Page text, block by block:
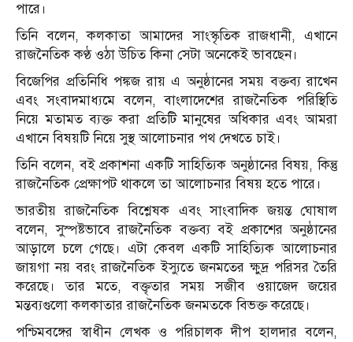
পারে।
তিনি বলেন, কলকাতা আমাদের সাংস্কৃতিক রাজধানী, এখানে
রাজনৈতিক কণ্ঠ ওঠা উচিত কিনা সেটা অনেকেই ভাবছেন।
বিজেপির প্রতিনিধি পঙ্কজ রায় এ অনুষ্ঠানের সময় বক্তব্য রাখেন
এবং সংবাদমাধ্যমে বলেন, বাংলাদেশের রাজনৈতিক পরিস্থিতি
নিয়ে মতামত ব্যক্ত করা প্রতিটি মানুষের অধিকার এবং আমরা
এখানে বিষয়টি নিয়ে সুস্থ আলোচনার পথ দেখতে চাই।
তিনি বলেন, বই প্রকাশনা একটি সাহিত্যিক অনুষ্ঠানের বিষয়, কিন্তু
রাজনৈতিক প্রেক্ষাপট থাকলে তা আলোচনার বিষয় হতে পারে।
ভারতীয় রাজনৈতিক বিশ্লেষক এবং সাংবাদিক জয়ন্ত ঘোষাল
বলেন, সুস্পষ্টভাবে রাজনৈতিক বক্তব্য বই প্রকাশের অনুষ্ঠানের
আড়ালে চলে গেছে। এটা কেবল একটি সাহিত্যিক আলোচনার
জায়গা নয় বরং রাজনৈতিক ইস্যুতে জনমতের ক্ষুদ্র পরিসর তৈরি
করেছে। তার মতে, বক্তৃতার সময় সজীব ওয়াজেদ জয়ের
মন্তব্যগুলো কলকাতার রাজনৈতিক জনমতকে বিভক্ত করেছে।
পশ্চিমবঙ্গের স্বাধীন লেখক ও পরিচালক দীপ হালদার বলেন,